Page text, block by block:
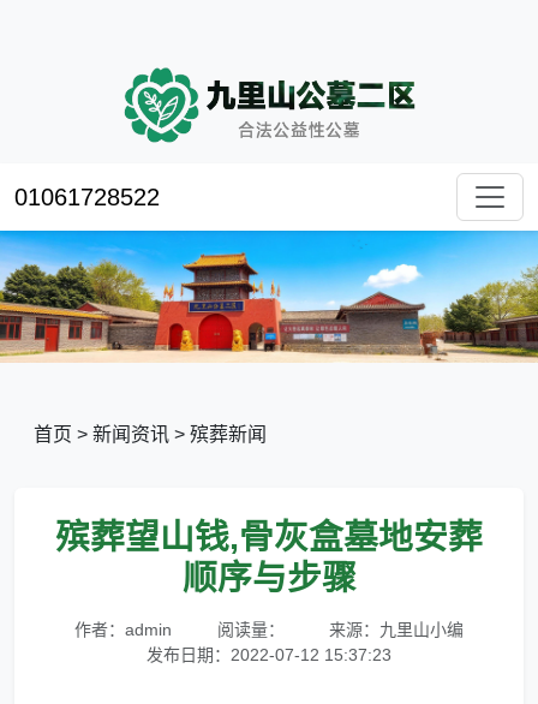
01061728522
首页 > 新闻资讯 > 殡葬新闻
殡葬望山钱,骨灰盒墓地安葬
顺序与步骤
作者：admin 阅读量：
来源：九里山小编
发布日期：2022-07-12 15:37:23